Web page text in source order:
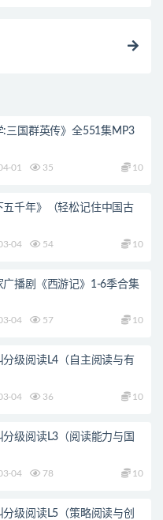
三国群英传》全551集MP3
01 35 10
千年》（轻松记住中国古
04 54 10
广播剧《西游记》1-6季合集
04 57 10
分级阅读L4（自主阅读与有
04 36 10
分级阅读L3（阅读能力与国
04 78 10
分级阅读L5（策略阅读与创